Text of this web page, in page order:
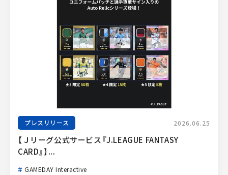
プレスリリース 2026.06.25
【Ｊリーグ公式サービス『J.LEAGUE FANTASY
CARD』】...
GAMEDAY Interactive